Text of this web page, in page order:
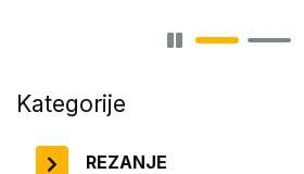
Kategorije
REZANJE